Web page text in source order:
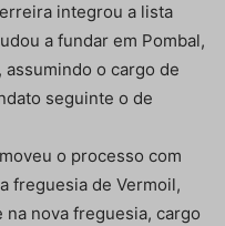
integrou a lista
a fundar em Pombal,
o cargo de
seguinte o de
o processo com
freguesia de Vermoil,
nova freguesia, cargo